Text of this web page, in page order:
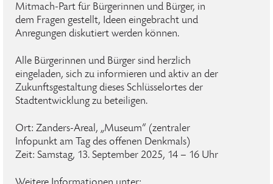
Mitmach-Part für Bürgerinnen und Bürger, in
dem Fragen gestellt, Ideen eingebracht und
Anregungen diskutiert werden können.
Alle Bürgerinnen und Bürger sind herzlich
eingeladen, sich zu informieren und aktiv an der
Zukunftsgestaltung dieses Schlüsselortes der
Stadtentwicklung zu beteiligen.
Ort: Zanders-Areal, „Museum“ (zentraler
Infopunkt am Tag des offenen Denkmals)
Zeit: Samstag, 13. September 2025, 14 – 16 Uhr